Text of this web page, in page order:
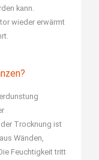
kann.
wieder erwärmt
Trocknung ist
Wänden,
Feuchtigkeit tritt